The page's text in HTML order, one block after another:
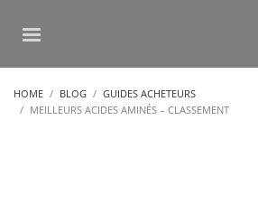
HOME BLOG
GUIDES ACHETEURS
MEILLEURS ACIDES AMINÉS – CLASSEMENT